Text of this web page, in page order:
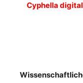
Cyphella